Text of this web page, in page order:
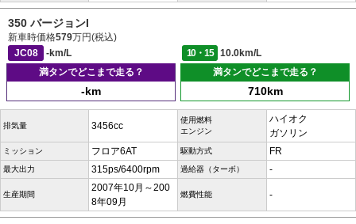
350 バージョンI
新車時価格579万円(税込)
JC08
-km/L 10・15
10.0km/L
満タンでどこまで走る？
-km
満タンでどこまで走る？
710km
排気量 3456cc
使用燃料
エンジン
ハイオク
ガソリン
ミッション フロア6AT 駆動方式 FR
最大出力 315ps/6400rpm 過給器（ターボ） -
生産期間
2007年10月～200
8年09月
燃費性能 -